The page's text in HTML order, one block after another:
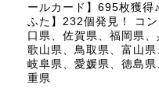
ールカード】695枚獲得
ふた】232個発見！ コ
口県、佐賀県、福岡県
歌山県、鳥取県、富山県
岐阜県、愛媛県、徳島
重県